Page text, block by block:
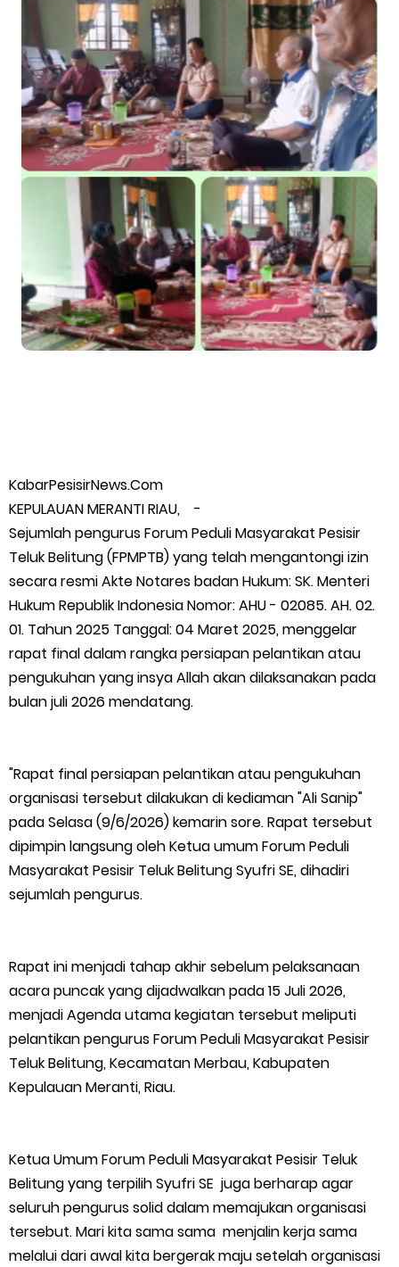
Tiga Orang Putra Terbaik Desa Alah air Maju Bacalon Kades
Alah air Kecamatan Tebing tinggi Berjalan lancar
LAMR Kepulauan Meranti dan Bawaslu Bakal Laksanakan Kerja
Sama Menyambut Pemilu 2029
Perayaan HUT ke 14, PP IWO Bagikan Bea Siswa Untuk 8 Siswa
SD Muhammadiyah 16 Jaksel
Mantan Wakil Ketua DPRD Riau Dukung Penuh Penerbitan Buku
Sejarah Perjuangan Lahirnya Kabupaten Kepulauan
Musyawarah LAM Ke-3 Tualang Sukses, Zulkifli Z (Nomor Urut 1)
Resmi Terpilih Pimpin Lembaga Adat
Kapolres Kepulauan Meranti Perkuat Sinergi Jelang Ekspedisi
Merah Putih Presisi Polda Riau.
Teluk Belitung Bagaikan Kota Mati Disaat Listrik Diberlakukan
Solusi.
F-PETIR Desak Pemkab Lingga Segera Buka Solusi Tambang
Timah Rakyat: Jangan Hanya di Laut yang Beroperasi,
Tambang Timah di Darat Juga Butuh Hidup
Rengat Bersama PW IWO Riau Ulurkan Tangan Kemanusiaan
Wabup Meranti Serahkan Santunan BPJS Rp52 Juta,
Optimalisasi Pelaksanaan Program Jaminan Sosial
Usut Skandal Lahan Ulayat Desa Palas, Sekoci24.co Resmi
Layangkan Surat Konfirmasi ke PT Arara Abadi.
Meranti 2026, 30 Putra-Putri Terbaik Disiapkan Kibarkan Merah
KabarPesisirNews.Com
KEPULAUAN MERANTI RIAU, -
Sejumlah pengurus Forum Peduli Masyarakat Pesisir
Teluk Belitung (FPMPTB) yang telah mengantongi izin
secara resmi Akte Notares badan Hukum: SK. Menteri
Hukum Republik Indonesia Nomor: AHU - 02085. AH. 02.
01. Tahun 2025 Tanggal: 04 Maret 2025, menggelar
rapat final dalam rangka persiapan pelantikan atau
pengukuhan yang insya Allah akan dilaksanakan pada
bulan juli 2026 mendatang.
"Rapat final persiapan pelantikan atau pengukuhan
organisasi tersebut dilakukan di kediaman "Ali Sanip"
pada Selasa (9/6/2026) kemarin sore. Rapat tersebut
dipimpin langsung oleh Ketua umum Forum Peduli
Masyarakat Pesisir Teluk Belitung Syufri SE, dihadiri
sejumlah pengurus.
Rapat ini menjadi tahap akhir sebelum pelaksanaan
acara puncak yang dijadwalkan pada 15 Juli 2026,
menjadi Agenda utama kegiatan tersebut meliputi
pelantikan pengurus Forum Peduli Masyarakat Pesisir
Teluk Belitung, Kecamatan Merbau, Kabupaten
Kepulauan Meranti, Riau.
Ketua Umum Forum Peduli Masyarakat Pesisir Teluk
Belitung yang terpilih Syufri SE juga berharap agar
seluruh pengurus solid dalam memajukan organisasi
tersebut. Mari kita sama sama menjalin kerja sama
melalui dari awal kita bergerak maju setelah organisasi